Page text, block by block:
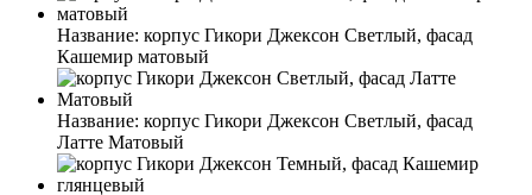
Название: корпус Гикори Джексон Светлый, фасад
Кашемир матовый
Название: корпус Гикори Джексон Светлый, фасад
Латте Матовый